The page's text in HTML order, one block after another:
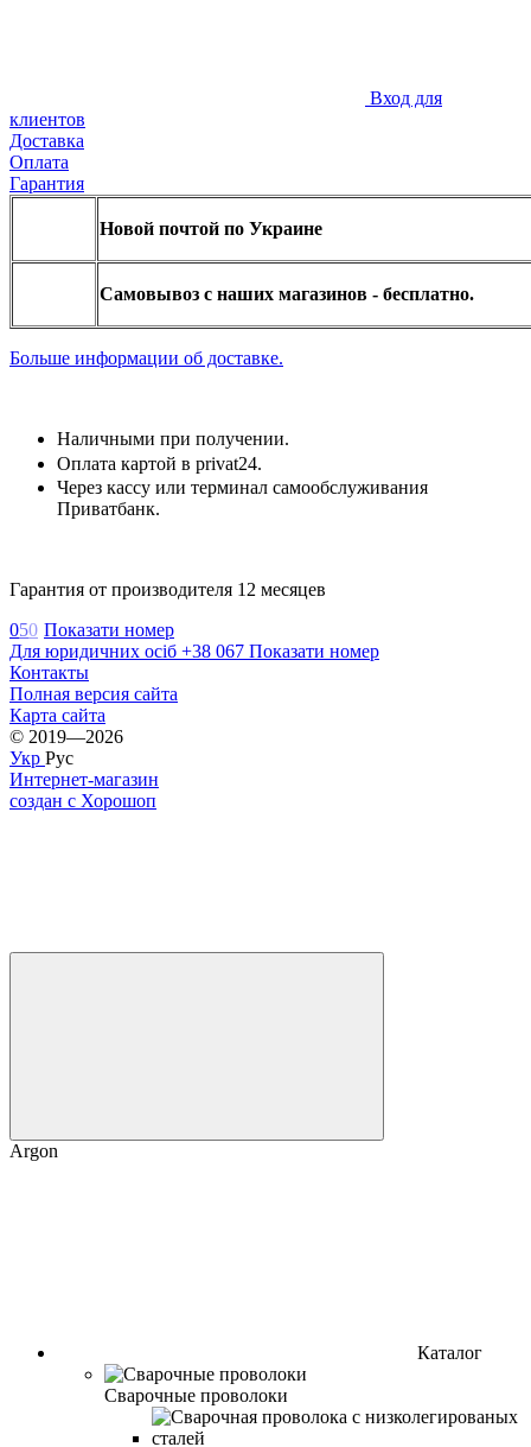
Вход для
клиентов
Доставка
Оплата
Гарантия
Новой почтой по Украине
Самовывоз с наших магазинов - бесплатно.
Больше информации об доставке.
Наличными при получении.
Оплата картой в privat24.
Через кассу или терминал самообслуживания
Приватбанк.
Гарантия от производителя 12 месяцев
050 Показати номер
Для юридичних осіб +38 067 Показати номер
Контакты
Полная версия сайта
Карта сайта
© 2019—2026
Укр Рус
Интернет-магазин
создан с Хорошоп
Argon
Каталог
Сварочные проволоки